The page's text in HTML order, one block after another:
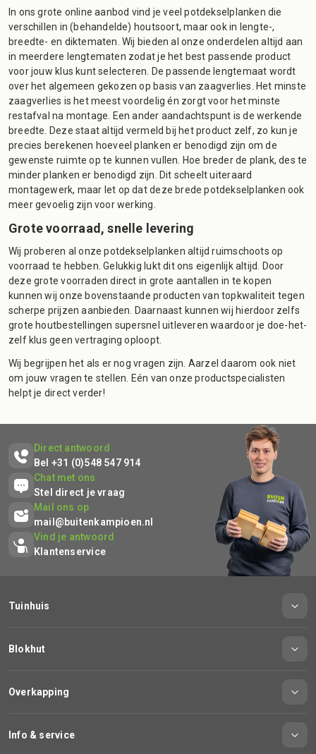
In ons grote online aanbod vind je veel potdekselplanken die
verschillen in (behandelde) houtsoort, maar ook in lengte-,
breedte- en diktematen. Wij bieden al onze onderdelen altijd aan
in meerdere lengtematen zodat je het best passende product
voor jouw klus kunt selecteren. De passende lengtemaat wordt
over het algemeen gekozen op basis van zaagverlies. Het minste
zaagverlies is het meest voordelig én zorgt voor het minste
restafval na montage. Een ander aandachtspunt is de werkende
breedte. Deze staat altijd vermeld bij het product zelf, zo kun je
precies berekenen hoeveel planken er benodigd zijn om de
gewenste ruimte op te kunnen vullen. Hoe breder de plank, des te
minder planken er benodigd zijn. Dit scheelt uiteraard
montagewerk, maar let op dat deze brede potdekselplanken ook
meer gevoelig zijn voor werking.
Grote voorraad, snelle levering
Wij proberen al onze potdekselplanken altijd ruimschoots op
voorraad te hebben. Gelukkig lukt dit ons eigenlijk altijd. Door
deze grote voorraden direct in grote aantallen in te kopen
kunnen wij onze bovenstaande producten van topkwaliteit tegen
scherpe prijzen aanbieden. Daarnaast kunnen wij hierdoor zelfs
grote houtbestellingen supersnel uitleveren waardoor je doe-het-
zelf klus geen vertraging oploopt.
Wij begrijpen het als er nog vragen zijn. Aarzel daarom ook niet
om jouw vragen te stellen. Eén van onze productspecialisten
helpt je direct verder!
Direct antwoord
Bel +31 (0)548 547 914
Chat met ons
Stel direct je vraag
Mail ons op
mail@buitenkampioen.nl
Vind je antwoord
Klantenservice
Tuinhuis
Blokhut
Overkapping
Info & service